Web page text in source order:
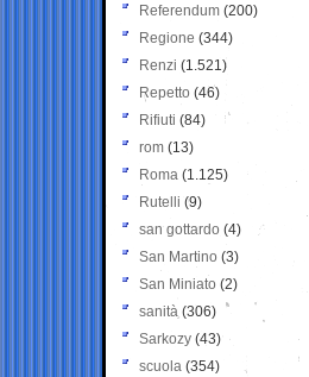
Referendum (200)
Regione (344)
Renzi (1.521)
Repetto (46)
Rifiuti (84)
rom (13)
Roma (1.125)
Rutelli (9)
san gottardo (4)
San Martino (3)
San Miniato (2)
sanità (306)
Sarkozy (43)
scuola (354)